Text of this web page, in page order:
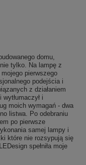
domu,
tylko. Na lampę z
pierwszego
podejścia i
z działaniem
i
moich wymagań - dwa
listwa. Po odebraniu
po pierwsze
samej lampy i
które nie rozsypują się
spełniła moje